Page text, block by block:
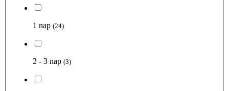
1 nap (24)
2 - 3 nap (3)